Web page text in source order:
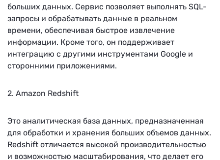
больших данных. Сервис позволяет выполнять SQL-
запросы и обрабатывать данные в реальном
времени, обеспечивая быстрое извлечение
информации. Кроме того, он поддерживает
интеграцию с другими инструментами Google и
сторонними приложениями.
2. Amazon Redshift
Это аналитическая база данных, предназначенная
для обработки и хранения больших объемов данных.
Redshift отличается высокой производительностью
и возможностью масштабирования, что делает его